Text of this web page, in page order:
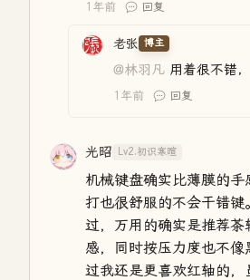
1年前 回复
老张 博主
@林羽凡 用着很不错，
1年前 回复
光昭 Lv2.初识寒暄
机械键盘确实比薄膜的手
打也很舒服的不会干错键
过，万用的确实是推荐茶
感，同时按压力度也不像
过我还是更喜欢红轴的，